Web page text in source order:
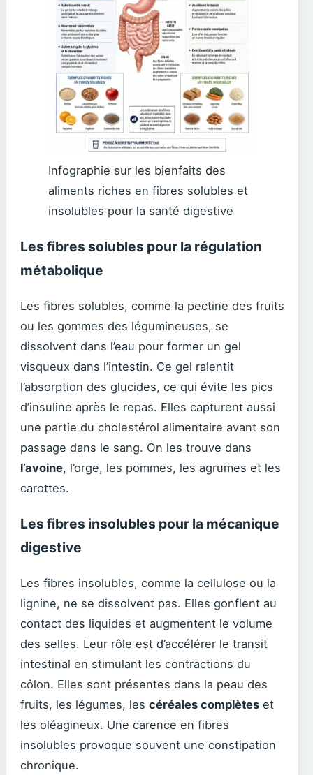
Infographie sur les bienfaits des
aliments riches en fibres solubles et
insolubles pour la santé digestive
Les fibres solubles pour la régulation
métabolique
Les fibres solubles, comme la pectine des fruits
ou les gommes des légumineuses, se
dissolvent dans l’eau pour former un gel
visqueux dans l’intestin. Ce gel ralentit
l’absorption des glucides, ce qui évite les pics
d’insuline après le repas. Elles capturent aussi
une partie du cholestérol alimentaire avant son
passage dans le sang. On les trouve dans
l’avoine, l’orge, les pommes, les agrumes et les
carottes.
Les fibres insolubles pour la mécanique
digestive
Les fibres insolubles, comme la cellulose ou la
lignine, ne se dissolvent pas. Elles gonflent au
contact des liquides et augmentent le volume
des selles. Leur rôle est d’accélérer le transit
intestinal en stimulant les contractions du
côlon. Elles sont présentes dans la peau des
fruits, les légumes, les céréales complètes et
les oléagineux. Une carence en fibres
insolubles provoque souvent une constipation
chronique.